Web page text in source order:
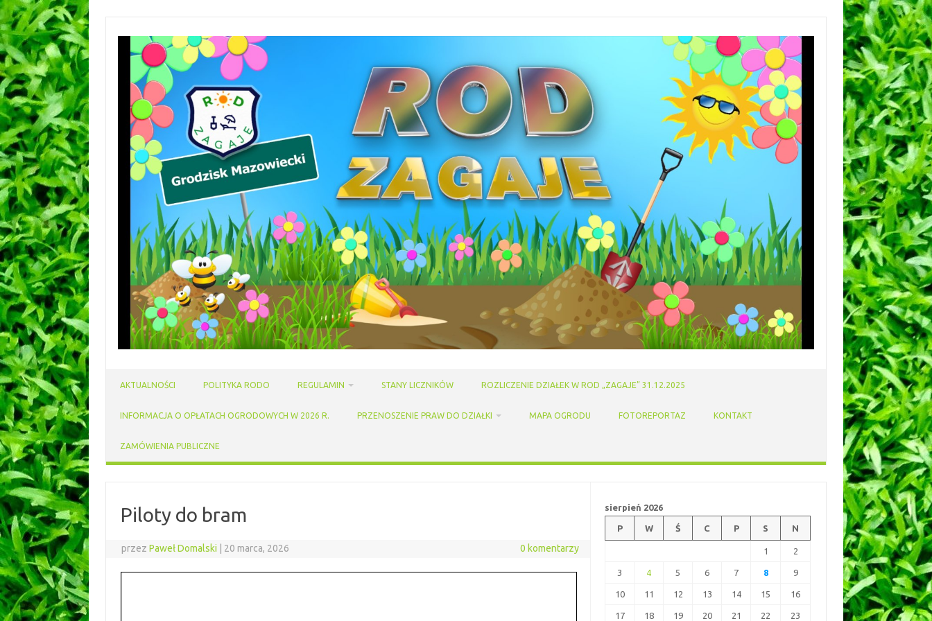
AKTUALNOŚCI POLITYKA RODO REGULAMIN STANY LICZNIKÓW ROZLICZENIE DZIAŁEK W ROD „ZAGAJE” 31.12.2025
INFORMACJA O OPŁATACH OGRODOWYCH W 2026 R. PRZENOSZENIE PRAW DO DZIAŁKI MAPA OGRODU FOTOREPORTAZ KONTAKT
ZAMÓWIENIA PUBLICZNE
Piloty do bram
przezPaweł Domalski 20 marca, 2026 0 komentarzy
sierpień 2026
P W Ś C P S N
1 2
3 4 5 6 7 8 9
10 11 12 13 14 15 16
17 18 19 20 21 22 23